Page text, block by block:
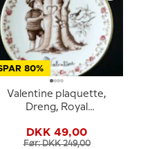
80%
Valentine plaquette,
Dreng, Royal
DKK 49,00
Før: DKK 249,00